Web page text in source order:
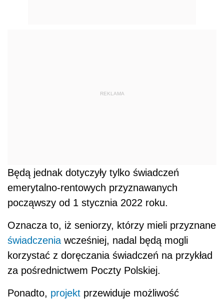
REKLAMA
Będą jednak dotyczyły tylko świadczeń
emerytalno-rentowych przyznawanych
począwszy od 1 stycznia 2022 roku.
Oznacza to, iż seniorzy, którzy mieli przyznane
świadczenia wcześniej, nadal będą mogli
korzystać z doręczania świadczeń na przykład
za pośrednictwem Poczty Polskiej.
Ponadto, projekt przewiduje możliwość